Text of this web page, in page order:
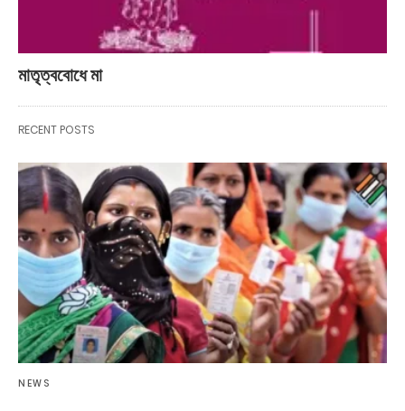
মাতৃত্ববোধে মা
RECENT POSTS
NEWS